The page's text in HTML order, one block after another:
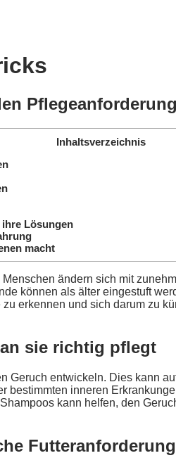
Inhaltsverzeichnis
Lösungen
macht
ändern sich mit
können als älter eingestuft
erkennen und sich darum zu
sie richtig pflegt
Geruch entwickeln. Dies kann
inneren
kann helfen, den